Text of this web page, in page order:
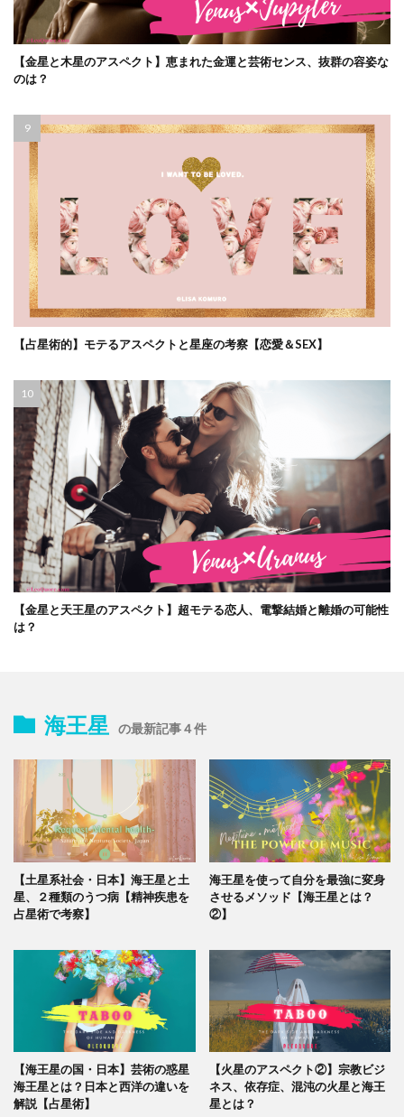
【金星と木星のアスペクト】恵まれた金運と芸術センス、抜群の容姿な
のは？
【占星術的】モテるアスペクトと星座の考察【恋愛＆SEX】
【金星と天王星のアスペクト】超モテる恋人、電撃結婚と離婚の可能性
は？
海王星 の最新記事４件
【土星系社会・日本】海王星と土
星、２種類のうつ病【精神疾患を
占星術で考察】
海王星を使って自分を最強に変身
させるメソッド【海王星とは？
②】
【海王星の国・日本】芸術の惑星
海王星とは？日本と西洋の違いを
解説【占星術】
【火星のアスペクト②】宗教ビジ
ネス、依存症、混沌の火星と海王
星とは？